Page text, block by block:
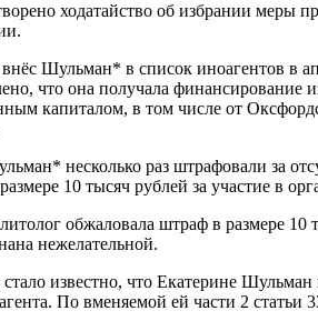
ходатайство об избрании меры
Шульман* в список иноагентов в
что она получала
капиталом, в том числе от
несколько раз штрафовали за
10 тысяч рублей за участие в
обжаловала штраф в размере 10
нежелательной.
стало известно, что Екатерине
По вменяемой ей части 2